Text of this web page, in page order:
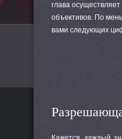
глава
объективов. По
вами следующих